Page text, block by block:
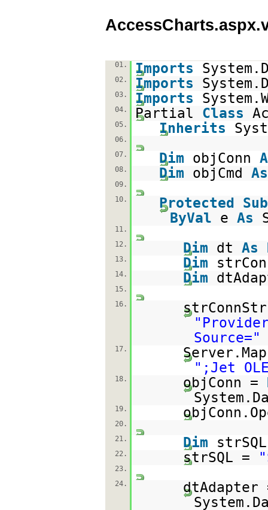
01. Imports
02. Imports
03. Imports
04. Partial Class
05. Inherits
06.
07.
Dim objConn
08. Dim objCmd As
09.
10.
Protected
Sub
ByVal
e As
11.
12.
Dim dt As
13. Dim
14. Dim
15.
16.
Source="
17.
";Jet
18. objConn =
19.
20.
21.
Dim
22. strSQL =
23.
24.